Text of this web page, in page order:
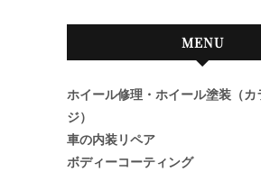
MENU
ホイール修理・ホイール塗装（カ
ジ）
車の内装リペア
ボディーコーティング